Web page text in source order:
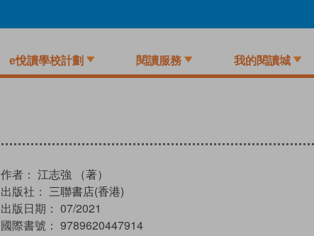
e悅讀學校計劃 閱讀服務 我的閱讀城
作者： 江志強 （著）
出版社： 三聯書店(香港)
出版日期： 07/2021
國際書號： 9789620447914